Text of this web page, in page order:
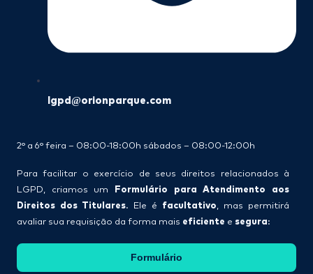
lgpd@orionparque.com
2° a 6° feira – 08:00-18:00h sábados – 08:00-12:00h
Para facilitar o exercício de seus direitos relacionados à
LGPD, criamos um Formulário para Atendimento aos
Direitos dos Titulares. Ele é facultativo, mas permitirá
avaliar sua requisição da forma mais eficiente e segura:
Formulário